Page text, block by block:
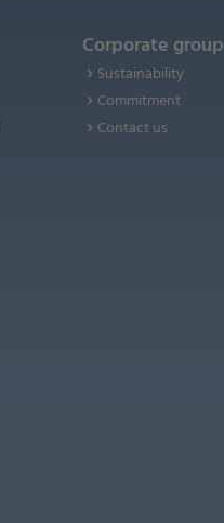
Corporate group
Sustainability
Commitment
Contact us